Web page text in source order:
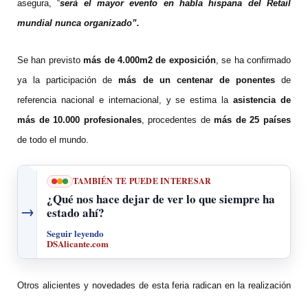
asegura, “será el mayor evento en habla hispana del Retail
mundial nunca organizado”.
Se han previstomás de 4.000m2 de exposición, se ha confirmado
ya la participación demás de un centenar de ponentesde
referencia nacional e internacional, y se estima laasistencia de
más de 10.000 profesionales, procedentes demás de 25 países
de todo el mundo.
→
TAMBIÉN TE PUEDE INTERESAR
¿Qué nos hace dejar de ver lo que siempre ha
estado ahí?
Seguir leyendo
DSAlicante.com
Otros alicientes y novedades de esta feria radican en la realización